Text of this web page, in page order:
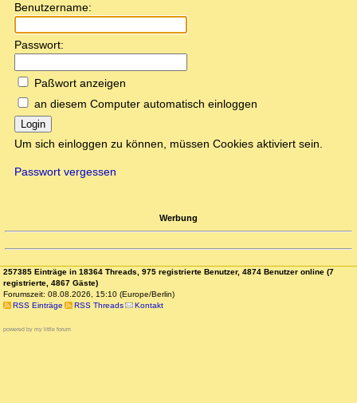
Benutzername:
Passwort:
Paßwort anzeigen
an diesem Computer automatisch einloggen
Login
Um sich einloggen zu können, müssen Cookies aktiviert sein.
Passwort vergessen
Werbung
257385 Einträge in 18364 Threads, 975 registrierte Benutzer, 4874 Benutzer online (7
registrierte, 4867 Gäste)
Forumszeit: 08.08.2026, 15:10 (Europe/Berlin)
RSS Einträge
RSS Threads Kontakt
powered by my little forum